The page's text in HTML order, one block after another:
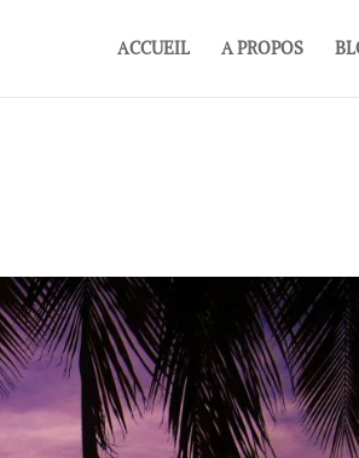
ACCUEIL A PROPOS